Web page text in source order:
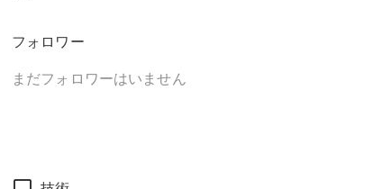
フォロワー
まだフォロワーはいません